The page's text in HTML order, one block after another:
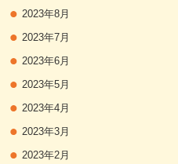
2023年8月
2023年7月
2023年6月
2023年5月
2023年4月
2023年3月
2023年2月